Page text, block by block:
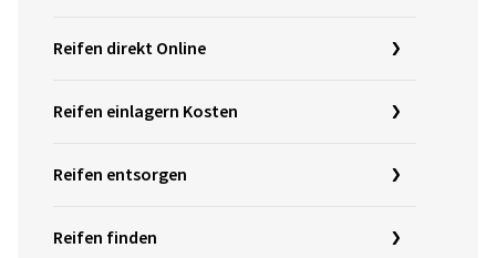
Reifen direkt Online
Reifen einlagern Kosten
Reifen entsorgen
Reifen finden